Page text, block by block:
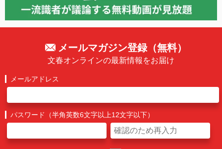
メールマガジン登録（無料）
文春オンラインの最新情報をお届け
メールアドレス
パスワード（半角英数6文字以上12文字以下）